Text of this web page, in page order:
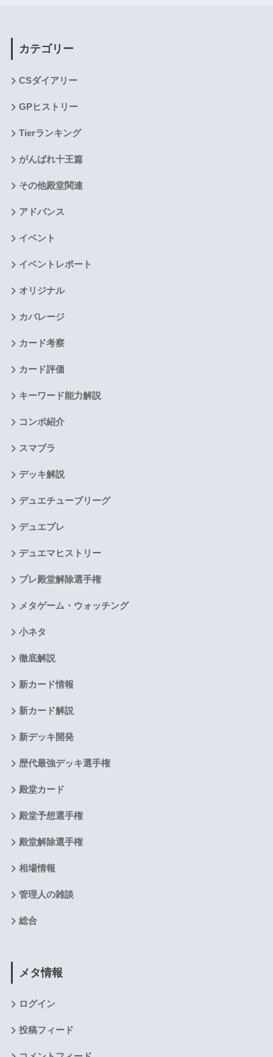
カテゴリー
CSダイアリー
GPヒストリー
Tierランキング
がんばれ十王篇
その他殿堂関連
アドバンス
イベント
イベントレポート
オリジナル
カバレージ
カード考察
カード評価
キーワード能力解説
コンボ紹介
スマブラ
デッキ解説
デュエチューブリーグ
デュエプレ
デュエマヒストリー
プレ殿堂解除選手権
メタゲーム・ウォッチング
小ネタ
徹底解説
新カード情報
新カード解説
新デッキ開発
歴代最強デッキ選手権
殿堂カード
殿堂予想選手権
殿堂解除選手権
相場情報
管理人の雑談
総合
メタ情報
ログイン
投稿フィード